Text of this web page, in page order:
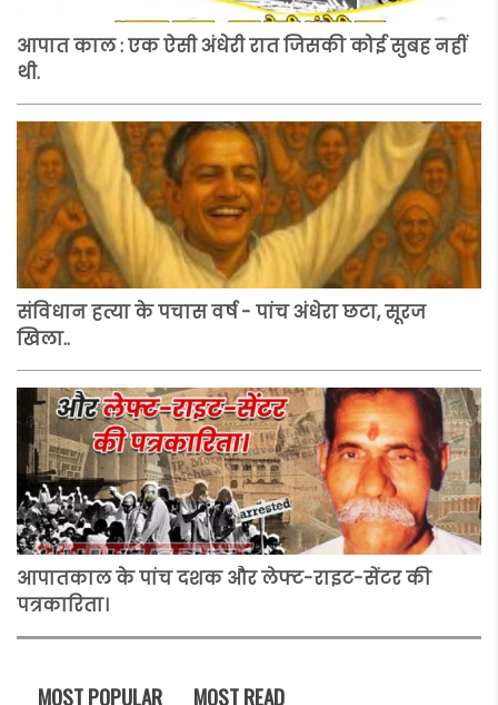
आपात काल : एक ऐसी अंधेरी रात जिसकी कोई सुबह नहीं
थी.
संविधान हत्या के पचास वर्ष - पांच अंधेरा छटा, सूरज
खिला..
आपातकाल के पांच दशक और लेफ्ट-राइट-सेंटर की
पत्रकारिता।
MOST POPULAR MOST READ